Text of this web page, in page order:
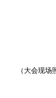
（大会现场